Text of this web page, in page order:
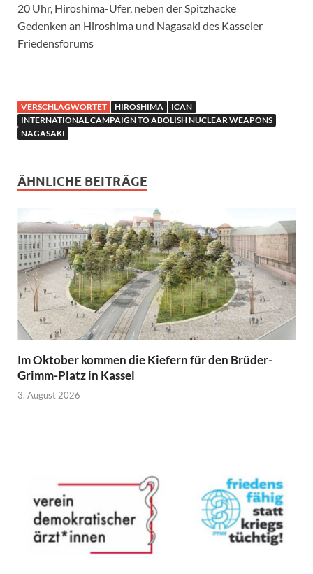
20 Uhr, Hiroshima-Ufer, neben der Spitzhacke
Gedenken an Hiroshima und Nagasaki des Kasseler
Friedensforums
VERSCHLAGWORTET HIROSHIMA
ICAN
INTERNATIONAL CAMPAIGN TO ABOLISH NUCLEAR WEAPONS
NAGASAKI
ÄHNLICHE BEITRÄGE
Im Oktober kommen die Kiefern für den Brüder-
Grimm-Platz in Kassel
3. August 2026